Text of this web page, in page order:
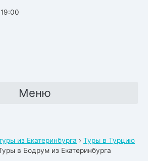
Меню
из Екатеринбурга › Туры в Турцию
в Бодрум из Екатеринбурга